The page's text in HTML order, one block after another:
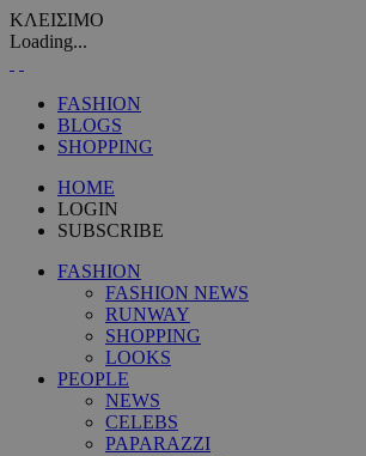
ΚΛΕΙΣΙΜΟ
Loading...
FASHION
BLOGS
SHOPPING
HOME
LOGIN
SUBSCRIBE
FASHION
FASHION NEWS
RUNWAY
SHOPPING
LOOKS
PEOPLE
NEWS
CELEBS
PAPARAZZI